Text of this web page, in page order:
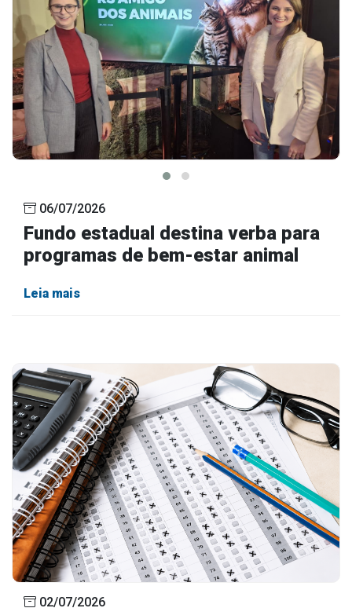
06/07/2026
Fundo estadual destina verba para
programas de bem-estar animal
Leia mais
02/07/2026